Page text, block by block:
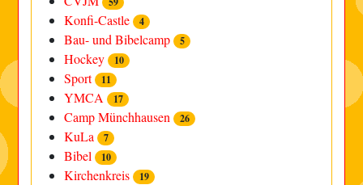
Konfi-Castle 4
Bau- und Bibelcamp 5
Hockey 10
Sport 11
YMCA 17
Camp Münchhausen 26
KuLa 7
Bibel 10
Kirchenkreis 19